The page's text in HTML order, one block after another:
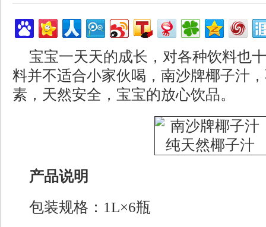
宝宝一天天的成长，对各种饮料也
料并不适合小家伙喝，南沙牌椰子汁
素，天然安全，宝宝的放心饮品。
产品说明
包装规格：1L×6瓶